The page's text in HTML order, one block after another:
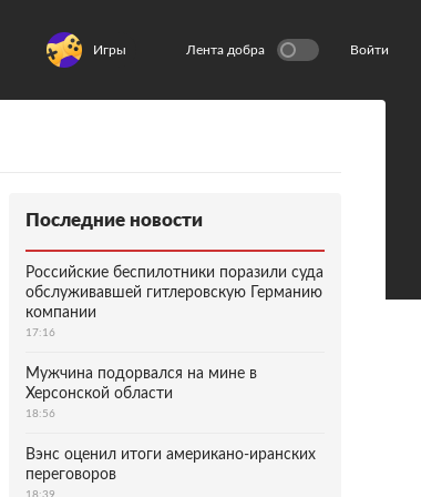
Игры Лента добра Войти
Последние новости
Российские беспилотники поразили суда
обслуживавшей гитлеровскую Германию
компании
17:16
Мужчина подорвался на мине в
Херсонской области
18:56
Вэнс оценил итоги американо-иранских
переговоров
18:39